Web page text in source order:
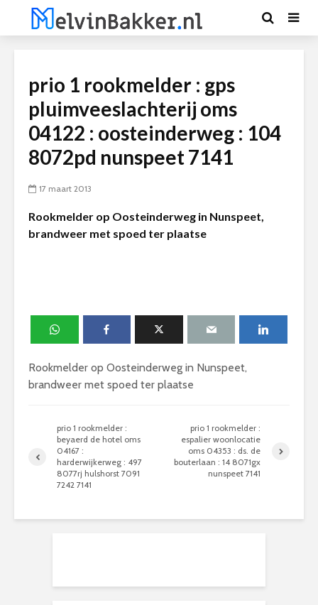
prio 1 rookmelder : gps
pluimveeslachterij oms
04122 : oosteinderweg : 104
8072pd nunspeet 7141
17 maart 2013
Rookmelder op Oosteinderweg in Nunspeet,
brandweer met spoed ter plaatse
Rookmelder op Oosteinderweg in Nunspeet,
brandweer met spoed ter plaatse
prio 1 rookmelder :
beyaerd de hotel oms
04167 :
harderwijkerweg : 497
8077rj hulshorst 7091
7242 7141
prio 1 rookmelder :
espalier woonlocatie
oms 04353 : ds. de
bouterlaan : 14 8071gx
nunspeet 7141